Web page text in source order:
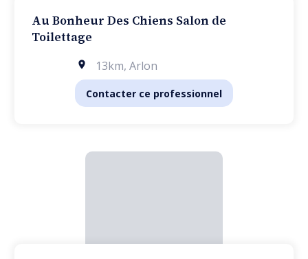
Au Bonheur Des Chiens Salon de
Toilettage
13km, Arlon
Contacter ce professionnel